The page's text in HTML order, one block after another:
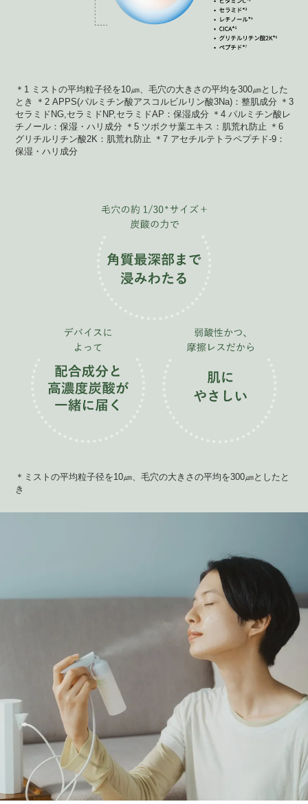
＊1 ミストの平均粒子径を10㎛、毛穴の大きさの平均を300㎛とした
とき ＊2 APPS(パルミチン酸アスコルビルリン酸3Na)：整肌成分 ＊3
セラミドNG,セラミドNP,セラミドAP：保湿成分 ＊4 パルミチン酸レ
チノール：保湿・ハリ成分 ＊5 ツボクサ葉エキス：肌荒れ防止 ＊6
グリチルリチン酸2K：肌荒れ防止 ＊7 アセチルテトラペプチド-9：
保湿・ハリ成分
＊ミストの平均粒子径を10㎛、毛穴の大きさの平均を300㎛としたと
き